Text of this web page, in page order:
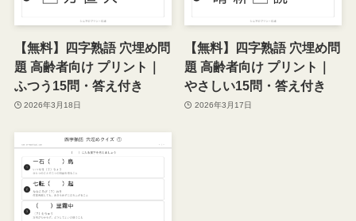
【無料】四字熟語 穴埋め問
題 高齢者向け プリント｜
ふつう15問・答え付き
2026年3月18日
【無料】四字熟語 穴埋め問
題 高齢者向け プリント｜
やさしい15問・答え付き
2026年3月17日